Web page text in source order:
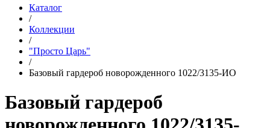
Каталог
/
Коллекции
/
"Просто Царь"
/
Базовый гардероб новорожденного 1022/3135-ИО
Базовый гардероб